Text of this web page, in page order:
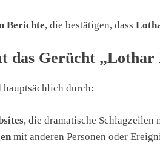
Berichte, die bestätigen, dass
das Gerücht „Lothar
hauptsächlich durch:
, die dramatische Schlagzeilen
mit anderen Personen oder